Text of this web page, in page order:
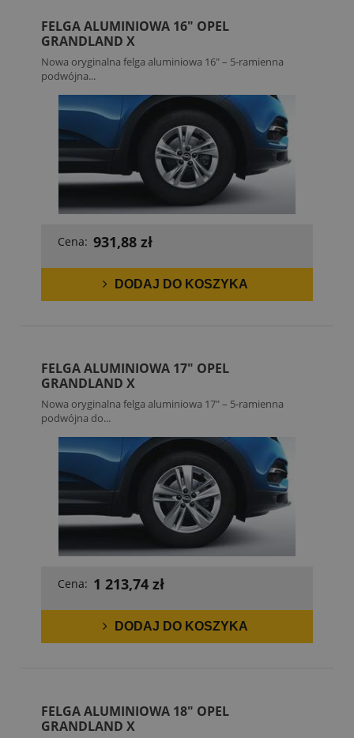
FELGA ALUMINIOWA 16" OPEL
GRANDLAND X
Nowa oryginalna felga aluminiowa 16" – 5-ramienna
podwójna...
Cena: 931,88 zł
DODAJ DO KOSZYKA
FELGA ALUMINIOWA 17" OPEL
GRANDLAND X
Nowa oryginalna felga aluminiowa 17" – 5-ramienna
podwójna do...
Cena: 1 213,74 zł
DODAJ DO KOSZYKA
FELGA ALUMINIOWA 18" OPEL
GRANDLAND X